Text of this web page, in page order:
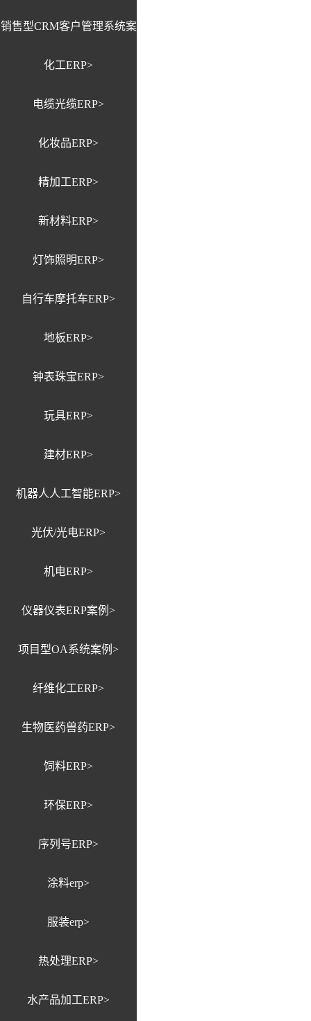
销售型CRM客户管理系统案
例>
化工ERP>
电缆光缆ERP>
化妆品ERP>
精加工ERP>
新材料ERP>
灯饰照明ERP>
自行车摩托车ERP>
地板ERP>
钟表珠宝ERP>
玩具ERP>
建材ERP>
机器人人工智能ERP>
光伏/光电ERP>
机电ERP>
仪器仪表ERP案例>
项目型OA系统案例>
纤维化工ERP>
生物医药兽药ERP>
饲料ERP>
环保ERP>
序列号ERP>
涂料erp>
服装erp>
热处理ERP>
水产品加工ERP>